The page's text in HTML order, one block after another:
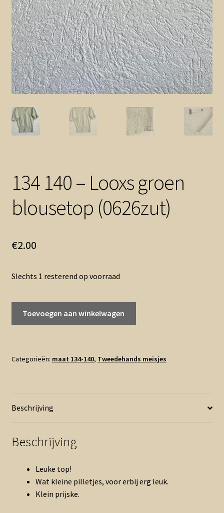
134 140 – Looxs groen
blousetop (0626zut)
€2.00
Slechts 1 resterend op voorraad
groen
Toevoegen aan winkelwagen
Categorieën: maat 134-140, Tweedehands meisjes
Beschrijving
Beschrijving
Leuke top!
Wat kleine pilletjes, voor erbij erg leuk.
Klein prijske.